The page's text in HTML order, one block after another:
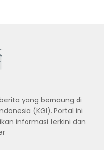
yang bernaung di
(KGI). Portal ini
informasi terkini dan